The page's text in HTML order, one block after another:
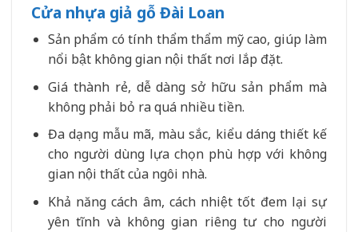
Cửa nhựa giả gỗ Đài Loan
Sản phẩm có tính thẩm thẩm mỹ cao, giúp làm
nổi bật không gian nội thất nơi lắp đặt.
Giá thành rẻ, dễ dàng sở hữu sản phẩm mà
không phải bỏ ra quá nhiều tiền.
Đa dạng mẫu mã, màu sắc, kiểu dáng thiết kế
cho người dùng lựa chọn phù hợp với không
gian nội thất của ngôi nhà.
Khả năng cách âm, cách nhiệt tốt đem lại sự
yên tĩnh và không gian riêng tư cho người